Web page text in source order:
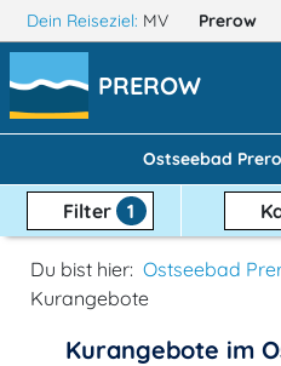
Dein Reiseziel: MV Prerow
PREROW
Ostseebad
Filter 1
Du bist hier: Ostseebad
Kurangebote
Kurangebote im